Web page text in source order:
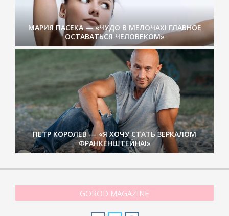
МАРИЯ ПАСЕКА — «ЧУДО В МЕЛОЧАХ! ГЛАВНОЕ
ОСТАВАТЬСЯ ЧЕЛОВЕКОМ»
ПЕТР КОРОЛЕВ — «Я ХОЧУ СТАТЬ ЗЕРКАЛОМ
ФРАНКЕНШТЕЙНА!»
GOROD MAGAZINE